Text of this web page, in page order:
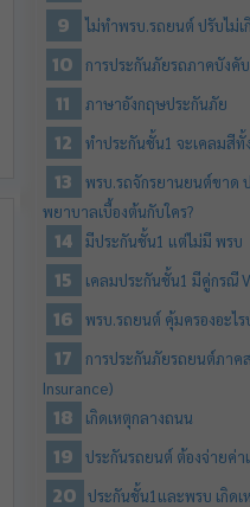
ไม่ทำพรบ.รถยนต์ ปรับไม่เ
การประกันภัยรถภาคบังคั
ภาษาอังกฤษประกันภัย
ทำประกันชั้น1 จะเคลมสีทั้
พรบ.รถจักรยานยนต์ขาด
พยาบาลเบื้องต้นกับใคร?
มีประกันชั้น1 แต่ไม่มี พรบ
เคลมประกันชั้น1 มีคู่กรณี
พรบ.รถยนต์ คุ้มครองอะไร
การประกันภัยรถยนต์ภาค
Insurance)
เกิดเหตุกลางถนน
ประกันรถยนต์ ต้องจ่ายค่า
ประกันชั้น1และพรบ เกิดเ